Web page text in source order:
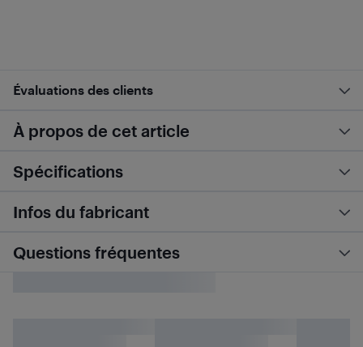
Évaluations des clients
À propos de cet article
Spécifications
Infos du fabricant
Questions fréquentes